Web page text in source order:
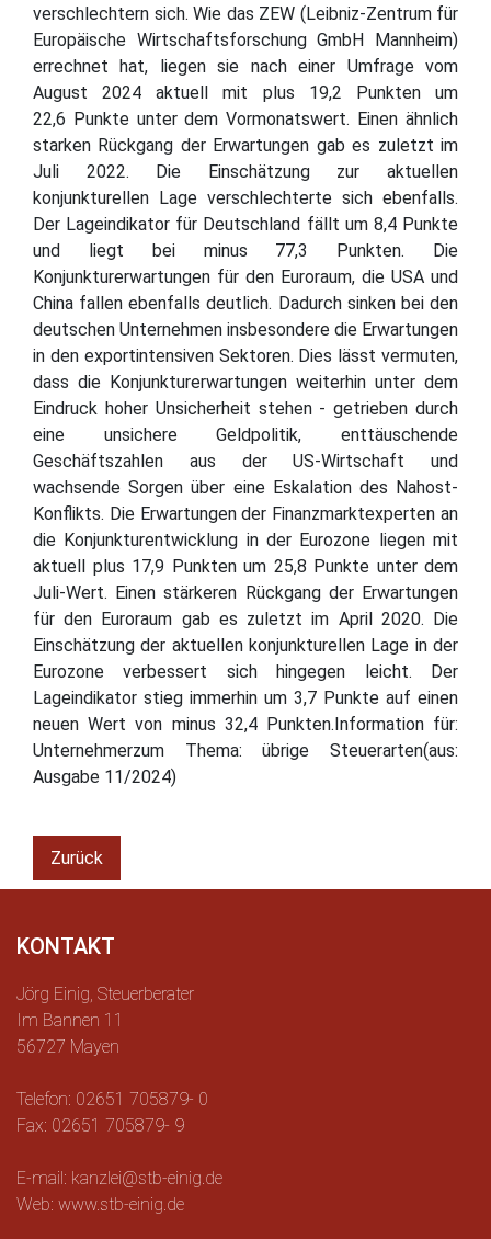
verschlechtern sich. Wie das ZEW (Leibniz-Zentrum für
Europäische Wirtschaftsforschung GmbH Mannheim)
errechnet hat, liegen sie nach einer Umfrage vom
August 2024 aktuell mit plus 19,2 Punkten um
22,6 Punkte unter dem Vormonatswert. Einen ähnlich
starken Rückgang der Erwartungen gab es zuletzt im
Juli 2022. Die Einschätzung zur aktuellen
konjunkturellen Lage verschlechterte sich ebenfalls.
Der Lageindikator für Deutschland fällt um 8,4 Punkte
und liegt bei minus 77,3 Punkten. Die
Konjunkturerwartungen für den Euroraum, die USA und
China fallen ebenfalls deutlich. Dadurch sinken bei den
deutschen Unternehmen insbesondere die Erwartungen
in den exportintensiven Sektoren. Dies lässt vermuten,
dass die Konjunkturerwartungen weiterhin unter dem
Eindruck hoher Unsicherheit stehen - getrieben durch
eine unsichere Geldpolitik, enttäuschende
Geschäftszahlen aus der US-Wirtschaft und
wachsende Sorgen über eine Eskalation des Nahost-
Konflikts. Die Erwartungen der Finanzmarktexperten an
die Konjunkturentwicklung in der Eurozone liegen mit
aktuell plus 17,9 Punkten um 25,8 Punkte unter dem
Juli-Wert. Einen stärkeren Rückgang der Erwartungen
für den Euroraum gab es zuletzt im April 2020. Die
Einschätzung der aktuellen konjunkturellen Lage in der
Eurozone verbessert sich hingegen leicht. Der
Lageindikator stieg immerhin um 3,7 Punkte auf einen
neuen Wert von minus 32,4 Punkten.Information für:
Unternehmerzum Thema: übrige Steuerarten(aus:
Ausgabe 11/2024)
Zurück
KONTAKT
Jörg Einig, Steuerberater
Im Bannen 11
56727 Mayen
Telefon: 02651 705879- 0
Fax: 02651 705879- 9
E-mail: kanzlei@stb-einig.de
Web: www.stb-einig.de